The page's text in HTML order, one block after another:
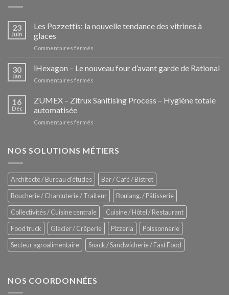
23
Juin
Les Pozzettis: la nouvelle tendance des vitrines à
glaces
Commentaires fermés
Pozzettis:
des
30
Jan
iHexagon – Le nouveau four d’avant garde de Rational
Commentaires fermés
–
de
16
Déc
ZUMEX – Zitrux Sanitising Process – Hygiène totale
automatisée
Commentaires fermés
Zitrux
–
Hygiène
totale
automatisée
NOS SOLUTIONS MÉTIERS
Architecte / Bureau d'études
Bar / Café / Bistrot
Boucherie / Charcuterie / Traiteur
Boulang. / Pâtisserie
Collectivités / Cuisine centrale
Cuisine / Hôtel / Restaurant
Food truck
Glacier / Crêperie Pizzeria
Poissonnerie
Secteur agroalimentaire
Snack / Sandwicherie / Fast Food
NOS COORDONNÉES